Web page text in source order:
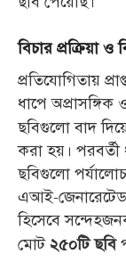
বিচার প্রক্রিয়া ও
প্রতিযোগিতায়
ধাপে অপ্রাসঙ্গিক
ছবিগুলো বাদ
করা হয়। পরবর্তী
ছবিগুলো
এআই-
হিসেবে
মোট২৫০টি ছবি